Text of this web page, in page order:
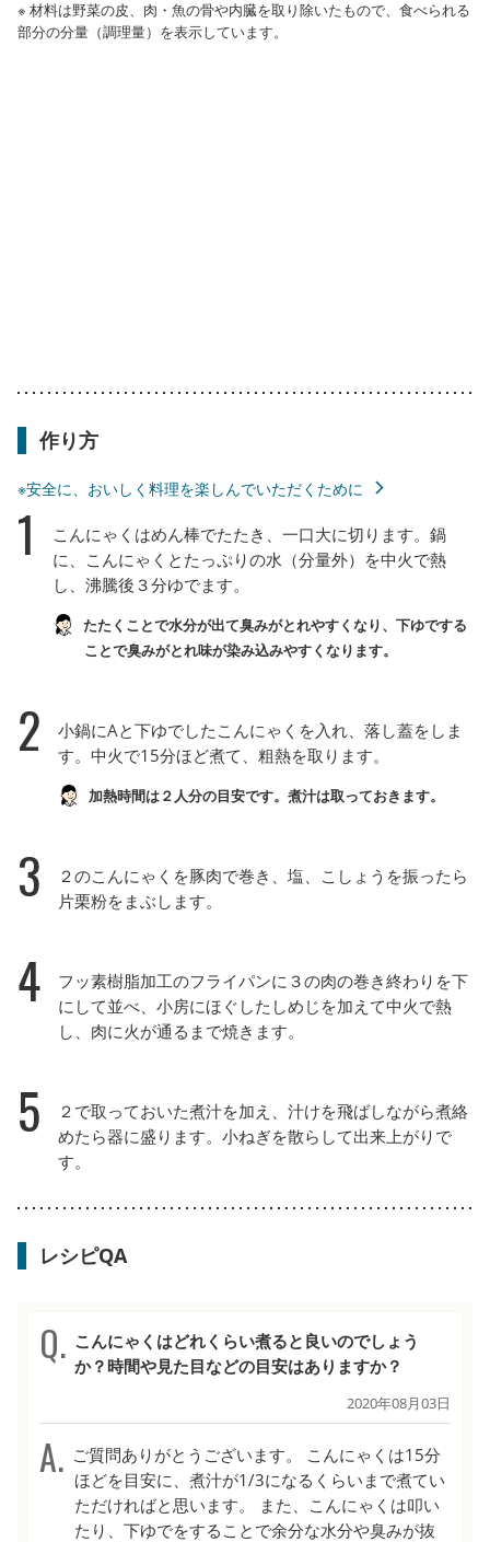
※ 材料は野菜の皮、肉・魚の骨や内臓を取り除いたもので、食べられる
部分の分量（調理量）を表示しています。
作り方
※安全に、おいしく料理を楽しんでいただくために
1
こんにゃくはめん棒でたたき、一口大に切ります。鍋
に、こんにゃくとたっぷりの水（分量外）を中火で熱
し、沸騰後３分ゆでます。
たたくことで水分が出て臭みがとれやすくなり、下ゆでする
ことで臭みがとれ味が染み込みやすくなります。
2
小鍋にAと下ゆでしたこんにゃくを入れ、落し蓋をしま
す。中火で15分ほど煮て、粗熱を取ります。
加熱時間は２人分の目安です。煮汁は取っておきます。
3
２のこんにゃくを豚肉で巻き、塩、こしょうを振ったら
片栗粉をまぶします。
4
フッ素樹脂加工のフライパンに３の肉の巻き終わりを下
にして並べ、小房にほぐしたしめじを加えて中火で熱
し、肉に火が通るまで焼きます。
5
２で取っておいた煮汁を加え、汁けを飛ばしながら煮絡
めたら器に盛ります。小ねぎを散らして出来上がりで
す。
レシピQA
こんにゃくはどれくらい煮ると良いのでしょう
か？時間や見た目などの目安はありますか？
2020年08月03日
ご質問ありがとうございます。 こんにゃくは15分
ほどを目安に、煮汁が1/3になるくらいまで煮てい
ただければと思います。 また、こんにゃくは叩い
たり、下ゆでをすることで余分な水分や臭みが抜